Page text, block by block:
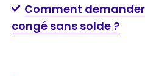
Comment
congé sans solde ?